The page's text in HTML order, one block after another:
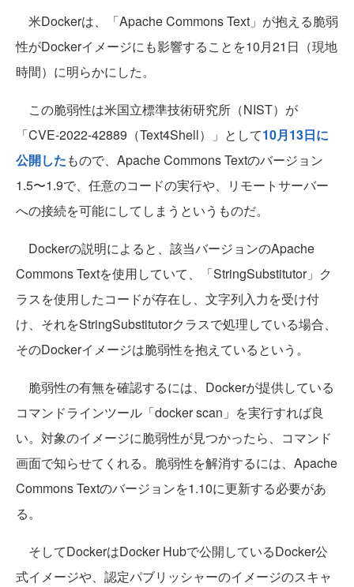
米Dockerは、「Apache Commons Text」が抱える脆弱
性がDockerイメージにも影響することを10月21日（現地
時間）に明らかにした。
この脆弱性は米国立標準技術研究所（NIST）が
「CVE-2022-42889（Text4Shell）」として10月13日に
公開したもので、Apache Commons Textのバージョン
1.5〜1.9で、任意のコードの実行や、リモートサーバー
への接続を可能にしてしまうというものだ。
Dockerの説明によると、該当バージョンのApache
Commons Textを使用していて、「StringSubstitutor」ク
ラスを使用したコードが存在し、文字列入力を受け付
け、それをStringSubstitutorクラスで処理している場合、
そのDockerイメージは脆弱性を抱えているという。
脆弱性の有無を確認するには、Dockerが提供している
コマンドラインツール「docker scan」を実行すれば良
い。対象のイメージに脆弱性が見つかったら、コマンド
画面で知らせてくれる。脆弱性を解消するには、Apache
Commons Textのバージョンを1.10に更新する必要があ
る。
そしてDockerはDocker Hubで公開しているDocker公
式イメージや、認定パブリッシャーのイメージのスキャ